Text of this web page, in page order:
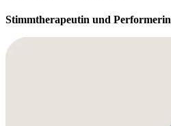
Stimmtherapeutin und Performerin